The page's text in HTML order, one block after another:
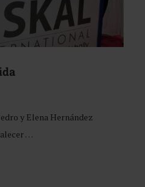
y Elena Hernández
…